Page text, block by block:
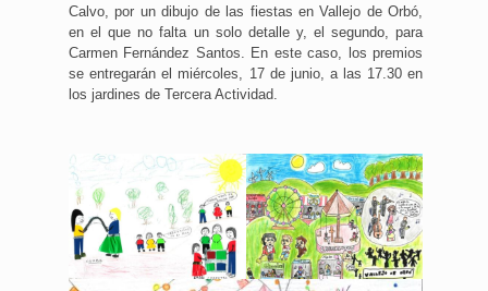
Calvo, por un dibujo de las fiestas en Vallejo de Orbó,
en el que no falta un solo detalle y, el segundo, para
Carmen Fernández Santos. En este caso, los premios
se entregarán el miércoles, 17 de junio, a las 17.30 en
los jardines de Tercera Actividad.